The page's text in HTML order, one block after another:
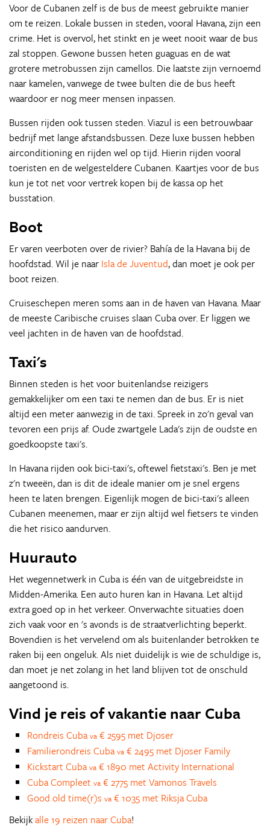
Voor de Cubanen zelf is de bus de meest gebruikte manier
om te reizen. Lokale bussen in steden, vooral Havana, zijn een
crime. Het is overvol, het stinkt en je weet nooit waar de bus
zal stoppen. Gewone bussen heten guaguas en de wat
grotere metrobussen zijn camellos. Die laatste zijn vernoemd
naar kamelen, vanwege de twee bulten die de bus heeft
waardoor er nog meer mensen inpassen.
Bussen rijden ook tussen steden. Viazul is een betrouwbaar
bedrijf met lange afstandsbussen. Deze luxe bussen hebben
airconditioning en rijden wel op tijd. Hierin rijden vooral
toeristen en de welgesteldere Cubanen. Kaartjes voor de bus
kun je tot net voor vertrek kopen bij de kassa op het
busstation.
Boot
Er varen veerboten over de rivier? Bahía de la Havana bij de
hoofdstad. Wil je naar Isla de Juventud, dan moet je ook per
boot reizen.
Cruiseschepen meren soms aan in de haven van Havana. Maar
de meeste Caribische cruises slaan Cuba over. Er liggen we
veel jachten in de haven van de hoofdstad.
Taxi's
Binnen steden is het voor buitenlandse reizigers
gemakkelijker om een taxi te nemen dan de bus. Er is niet
altijd een meter aanwezig in de taxi. Spreek in zo'n geval van
tevoren een prijs af. Oude zwartgele Lada's zijn de oudste en
goedkoopste taxi's.
In Havana rijden ook bici-taxi's, oftewel fietstaxi's. Ben je met
z'n tweeën, dan is dit de ideale manier om je snel ergens
heen te laten brengen. Eigenlijk mogen de bici-taxi's alleen
Cubanen meenemen, maar er zijn altijd wel fietsers te vinden
die het risico aandurven.
Huurauto
Het wegennetwerk in Cuba is één van de uitgebreidste in
Midden-Amerika. Een auto huren kan in Havana. Let altijd
extra goed op in het verkeer. Onverwachte situaties doen
zich vaak voor en 's avonds is de straatverlichting beperkt.
Bovendien is het vervelend om als buitenlander betrokken te
raken bij een ongeluk. Als niet duidelijk is wie de schuldige is,
dan moet je net zolang in het land blijven tot de onschuld
aangetoond is.
Vind je reis of vakantie naar Cuba
Rondreis Cuba va € 2595 met Djoser
Familierondreis Cuba va € 2495 met Djoser Family
Kickstart Cuba va € 1890 met Activity International
Cuba Compleet va € 2775 met Vamonos Travels
Good old time(r)s va € 1035 met Riksja Cuba
Bekijkalle 19 reizen naar Cuba!